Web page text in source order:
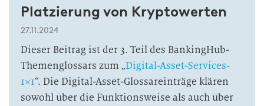
Platzierung von Kryptowerten
27.11.2024
Dieser Beitrag ist der 3. Teil des BankingHub-
Themenglossars zum „Digital-Asset-Services-
1×1“. Die Digital-Asset-Glossareinträge klären
sowohl über die Funktionsweise als auch über